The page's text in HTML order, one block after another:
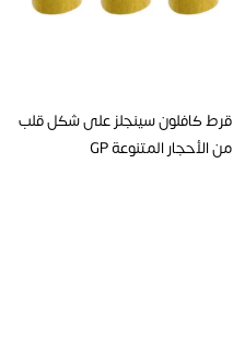
قرط كافلون سينجلز على شكل قلب
من الأحجار المتنوعة GP